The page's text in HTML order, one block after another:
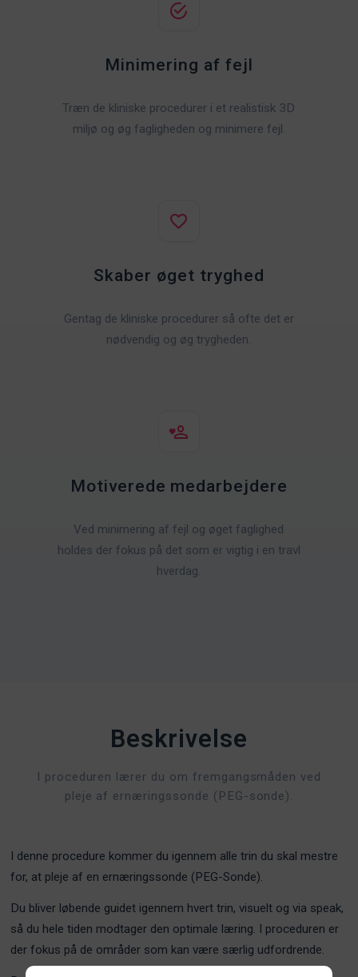
Minimering af fejl
Træn de kliniske procedurer i et realistisk 3D
miljø og øg fagligheden og minimere fejl.
Skaber øget tryghed
Gentag de kliniske procedurer så ofte det er
nødvendig og øg trygheden.
Motiverede medarbejdere
Ved minimering af fejl og øget faglighed
holdes der fokus på det som er vigtig i en travl
hverdag.
Beskrivelse
I proceduren lærer du om fremgangsmåden ved
pleje af ernæringssonde (PEG-sonde).
I denne procedure kommer du igennem alle trin du skal mestre
for, at pleje af en ernæringssonde (PEG-Sonde).
Du bliver løbende guidet igennem hvert trin, visuelt og via speak,
så du hele tiden modtager den optimale læring. I proceduren er
der fokus på de områder som kan være særlig udfordrende.